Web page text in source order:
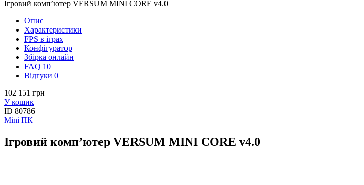
Ігровий комп’ютер VERSUM MINI CORE v4.0
Опис
Характеристики
FPS в iграх
Конфігуратор
Збірка онлайн
FAQ 10
Вiдгуки 0
102 151 грн
У кошик
ID 80786
Mini ПК
Ігровий комп’ютер VERSUM MINI CORE v4.0